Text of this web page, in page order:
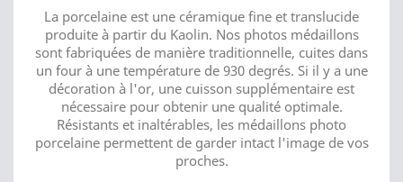
La porcelaine est une céramique fine et translucide
produite à partir du Kaolin. Nos photos médaillons
sont fabriquées de manière traditionnelle, cuites dans
un four à une température de 930 degrés. Si il y a une
décoration à l'or, une cuisson supplémentaire est
nécessaire pour obtenir une qualité optimale.
Résistants et inaltérables, les médaillons photo
porcelaine permettent de garder intact l'image de vos
proches.